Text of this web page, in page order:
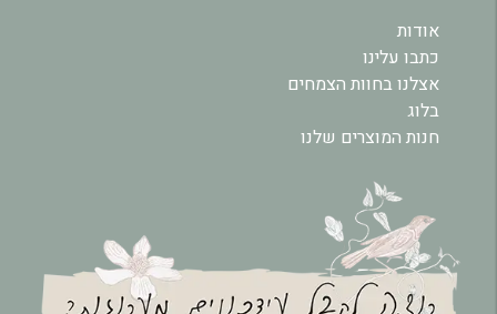
אודות
כתבו עלינו
אצלנו בחוות הצמחים
בלוג
חנות המוצרים שלנו